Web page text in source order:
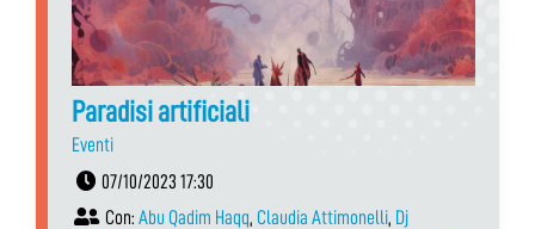
Paradisi artificiali
Eventi
07/10/2023 17:30
Con: Abu Qadim Haqq, Claudia Attimonelli, Dj